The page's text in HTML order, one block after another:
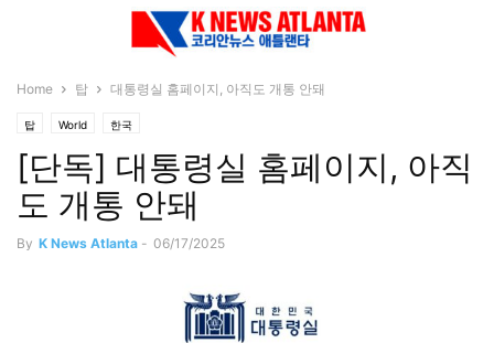
Home 탑 대통령실 홈페이지, 아직도 개통 안돼
탑 World 한국
[단독] 대통령실 홈페이지, 아직
도 개통 안돼
By K News Atlanta - 06/17/2025